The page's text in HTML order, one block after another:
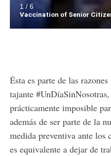
1 / 6
Vaccination of Senior
Ésta es parte de las
tajante
prácticamente imposible
además de ser parte de la
medida preventiva ante
es equivalente a dejar de